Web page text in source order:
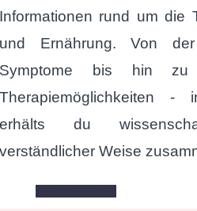
Informationen rund um die
und Ernährung. Von
Symptome bis hin zu
Therapiemöglichkeiten -
erhälts du
verständlicher Weise